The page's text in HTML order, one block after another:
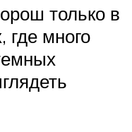
только в
много